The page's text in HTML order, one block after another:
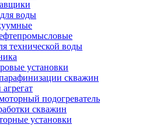
воды
технической воды
установки
скважин
подогреватель
скважин
установки